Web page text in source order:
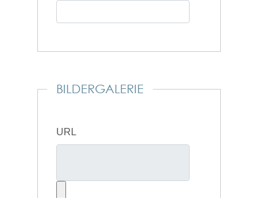
BILDERGALERIE
URL